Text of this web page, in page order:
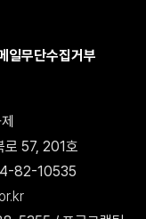
일무단수집거부
57, 201호
82-10535